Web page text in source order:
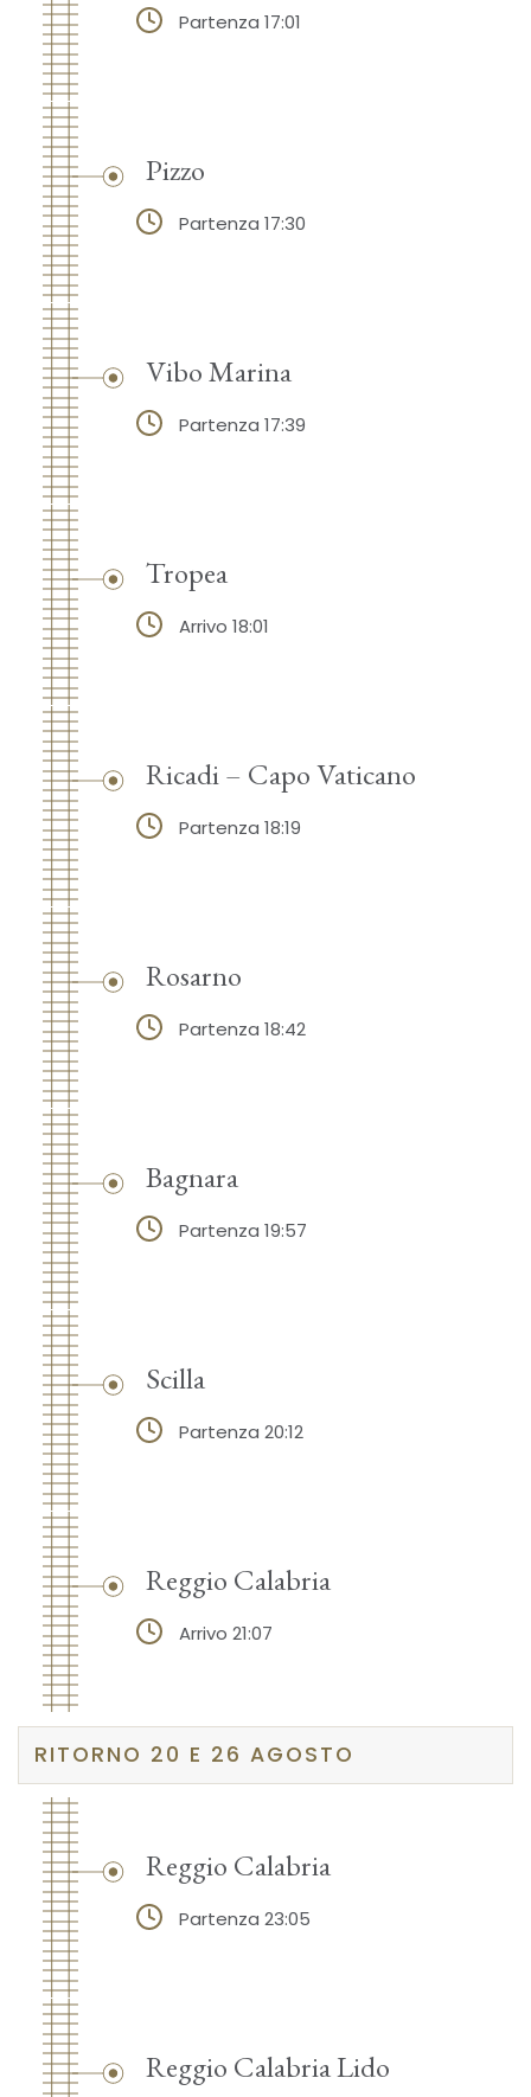
Partenza 17:01
Pizzo
Partenza 17:30
Vibo Marina
Partenza 17:39
Tropea
Arrivo 18:01
Ricadi – Capo Vaticano
Partenza 18:19
Rosarno
Partenza 18:42
Bagnara
Partenza 19:57
Scilla
Partenza 20:12
Reggio Calabria
Arrivo 21:07
RITORNO 20 E 26 AGOSTO
Reggio Calabria
Partenza 23:05
Reggio Calabria Lido